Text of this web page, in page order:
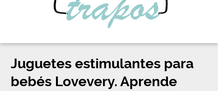
Juguetes estimulantes para
bebés Lovevery. Aprende